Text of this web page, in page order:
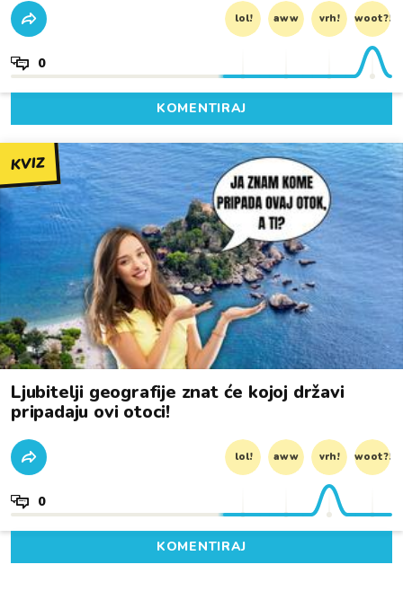
lol! aww vrh! woot?!
0
KOMENTIRAJ
KVIZ
Ljubitelji geografije znat će kojoj državi
pripadaju ovi otoci!
lol! aww vrh! woot?!
0
KOMENTIRAJ